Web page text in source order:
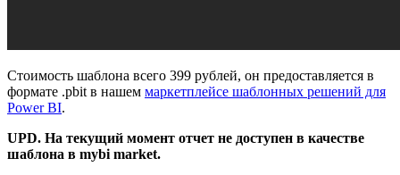
Стоимость шаблона всего 399 рублей, он предоставляется в
формате .pbit в нашем маркетплейсе шаблонных решений для
Power BI.
UPD. На текущий момент отчет не доступен в качестве
шаблона в mybi market.